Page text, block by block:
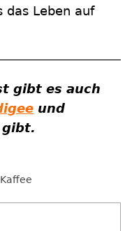
das Leben auf
gibt es auch
und
gibt.
Kaffee